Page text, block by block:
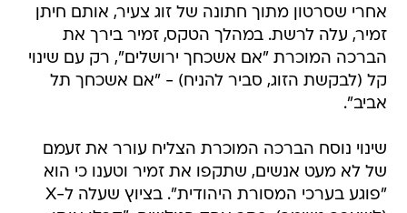
אחרי שסרטון מתוך חתונה של זוג צעיר, אותם חיתן
זמיר, עלה לרשת. במהלך הטקס, זמיר בירך את
הברכה המוכרת "אם אשכחך ירושלים", רק עם שינוי
קל (לבקשת הזוג, סביר להניח) - "אם אשכחך תל
אביב".
שינוי נוסח הברכה המוכרת הצליח עורר את זעמם
של לא מעט אנשים, שתקפו את זמיר וטענו כי הוא
"פוגע בערכי המסורת היהודית". בציוץ שעלה ל-X